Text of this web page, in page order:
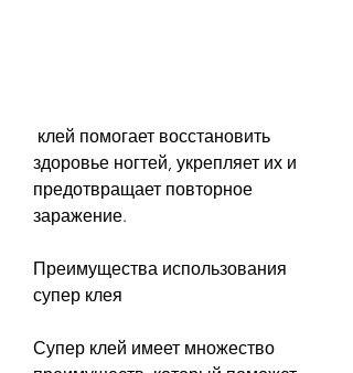
здоровье ногтей, укрепляет их и
предотвращает повторное
заражение.
Преимущества использования
супер клея
Супер клей имеет множество